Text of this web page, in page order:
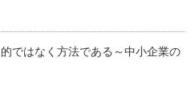
ではなく方法である～中小企業の